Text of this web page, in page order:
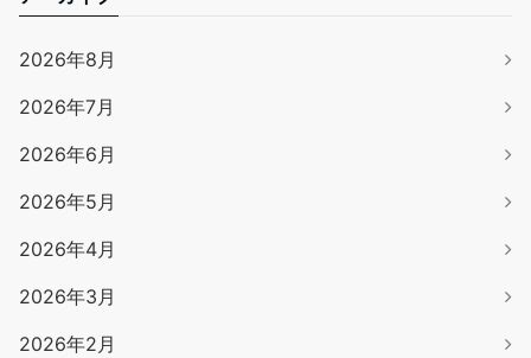
2026年8月
2026年7月
2026年6月
2026年5月
2026年4月
2026年3月
2026年2月